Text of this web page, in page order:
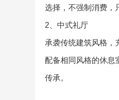
选择，不强制消费，
2、中式礼厅
承袭传统建筑风格，
配备相同风格的休息
传承。